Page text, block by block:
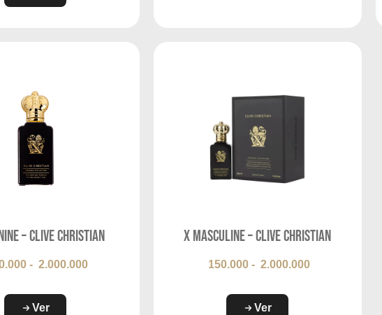
– Clive Christian
- 2.000.000
Ver
X Masculine – Clive Christian
150.000 - 2.000.000
Ver